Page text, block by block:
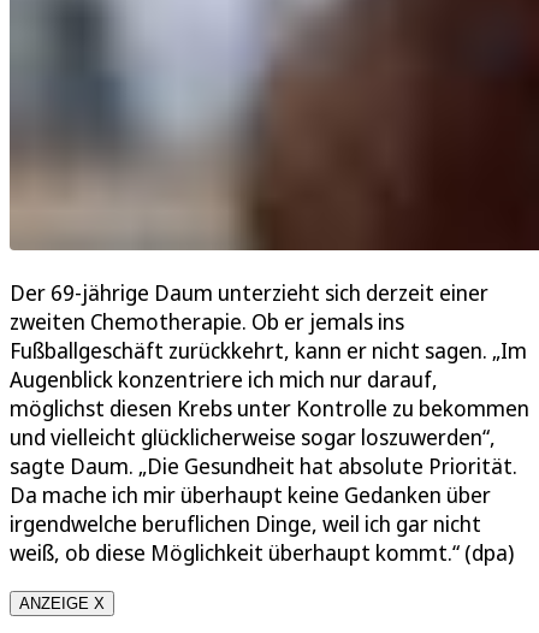
Der 69-jährige Daum unterzieht sich derzeit einer
zweiten Chemotherapie. Ob er jemals ins
Fußballgeschäft zurückkehrt, kann er nicht sagen. „Im
Augenblick konzentriere ich mich nur darauf,
möglichst diesen Krebs unter Kontrolle zu bekommen
und vielleicht glücklicherweise sogar loszuwerden“,
sagte Daum. „Die Gesundheit hat absolute Priorität.
Da mache ich mir überhaupt keine Gedanken über
irgendwelche beruflichen Dinge, weil ich gar nicht
weiß, ob diese Möglichkeit überhaupt kommt.“ (dpa)
ANZEIGE X